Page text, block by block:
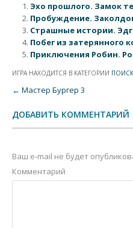
Эхо прошлого. Замок
Пробуждение.
Страшные истории.
Побег из затерянного
Приключения Робин.
ИГРА НАХОДИТСЯ В КАТЕГОРИИ
Post navigation
← Мастер Бургер 3
ДОБАВИТЬ КОММЕНТАРИЙ
Ваш e-mail не будет
Комментарий